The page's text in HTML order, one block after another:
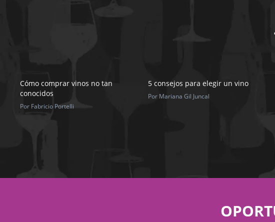
Cómo comprar vinos no tan
conocidos
Por Fabricio Portelli
5 consejos para elegir un vino
Por Mariana Gil Juncal